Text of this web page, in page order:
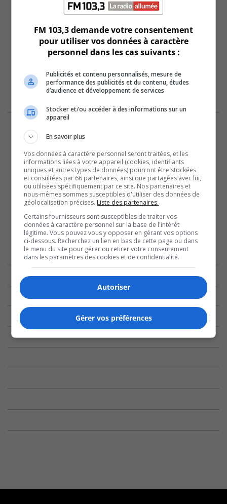
FM 103,3 demande votre consentement
pour utiliser vos données à caractère
personnel dans les cas suivants :
Publicités et contenu personnalisés, mesure de
performance des publicités et du contenu, études
d’audience et développement de services
Stocker et/ou accéder à des informations sur un
appareil
En savoir plus
Vos données à caractère personnel seront traitées, et les
informations liées à votre appareil (cookies, identifiants
uniques et autres types de données) pourront être stockées
et consultées par 66 partenaires, ainsi que partagées avec lui,
ou utilisées spécifiquement par ce site. Nos partenaires et
nous-mêmes sommes susceptibles d'utiliser des données de
géolocalisation précises. Liste des partenaires.
Certains fournisseurs sont susceptibles de traiter vos
données à caractère personnel sur la base de l'intérêt
légitime. Vous pouvez vous y opposer en gérant vos options
ci-dessous. Recherchez un lien en bas de cette page ou dans
le menu du site pour gérer ou retirer votre consentement
dans les paramètres des cookies et de confidentialité.
Autoriser
Gérer vos préférences